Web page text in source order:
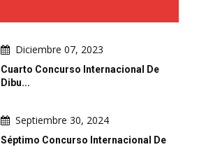
Diciembre 07, 2023
Cuarto Concurso Internacional De
Dibu...
Septiembre 30, 2024
Séptimo Concurso Internacional De